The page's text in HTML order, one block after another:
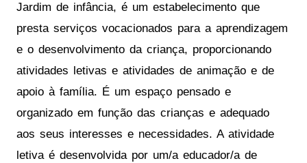
Jardim de infância, é um estabelecimento que
presta serviços vocacionados para a aprendizagem
e o desenvolvimento da criança, proporcionando
atividades letivas e atividades de animação e de
apoio à família. É um espaço pensado e
organizado em função das crianças e adequado
aos seus interesses e necessidades. A atividade
letiva é desenvolvida por um/a educador/a de